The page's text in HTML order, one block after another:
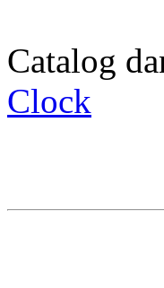
Catalog
Clock